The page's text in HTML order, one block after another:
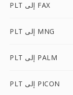
PLT إلى FAX
PLT إلى MNG
PLT إلى PALM
PLT إلى PICON